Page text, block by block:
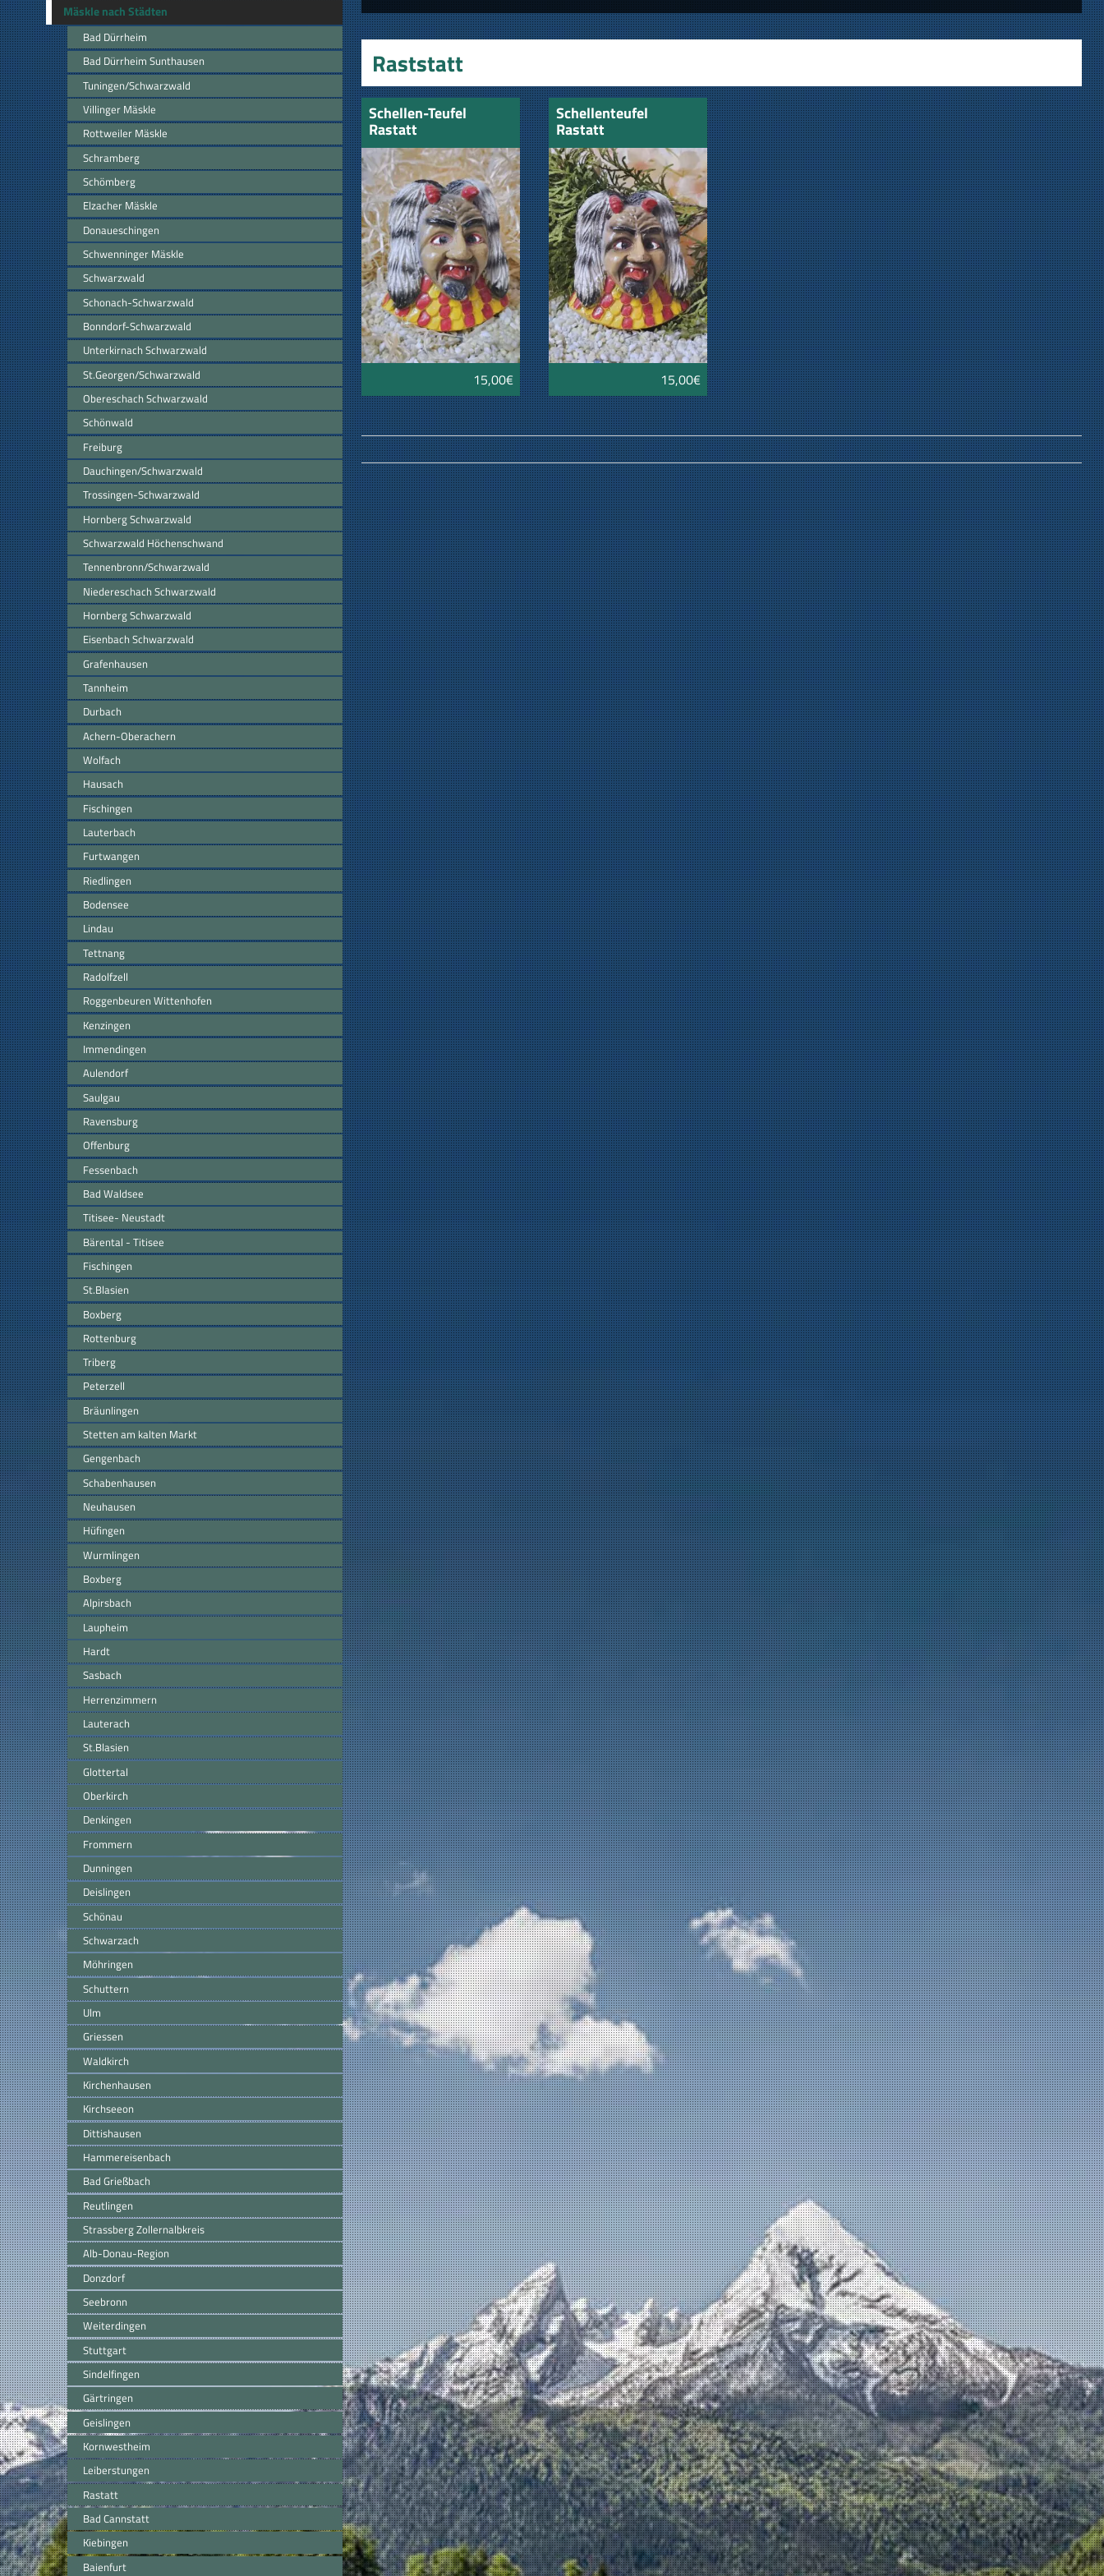
Mäskle nach Städten
Bad Dürrheim
Bad Dürrheim Sunthausen
Tuningen/Schwarzwald
Villinger Mäskle
Rottweiler Mäskle
Schramberg
Schömberg
Elzacher Mäskle
Donaueschingen
Schwenninger Mäskle
Schwarzwald
Schonach-Schwarzwald
Bonndorf-Schwarzwald
Unterkirnach Schwarzwald
St.Georgen/Schwarzwald
Obereschach Schwarzwald
Schönwald
Freiburg
Dauchingen/Schwarzwald
Trossingen-Schwarzwald
Hornberg Schwarzwald
Schwarzwald Höchenschwand
Tennenbronn/Schwarzwald
Niedereschach Schwarzwald
Hornberg Schwarzwald
Eisenbach Schwarzwald
Grafenhausen
Tannheim
Durbach
Achern-Oberachern
Wolfach
Hausach
Fischingen
Lauterbach
Furtwangen
Riedlingen
Bodensee
Lindau
Tettnang
Radolfzell
Roggenbeuren Wittenhofen
Kenzingen
Immendingen
Aulendorf
Saulgau
Ravensburg
Offenburg
Fessenbach
Bad Waldsee
Titisee- Neustadt
Bärental - Titisee
Fischingen
St.Blasien
Boxberg
Rottenburg
Triberg
Peterzell
Bräunlingen
Stetten am kalten Markt
Gengenbach
Schabenhausen
Neuhausen
Hüfingen
Wurmlingen
Boxberg
Alpirsbach
Laupheim
Hardt
Sasbach
Herrenzimmern
Lauterach
St.Blasien
Glottertal
Oberkirch
Denkingen
Frommern
Dunningen
Deislingen
Schönau
Schwarzach
Möhringen
Schuttern
Ulm
Griessen
Waldkirch
Kirchenhausen
Kirchseeon
Dittishausen
Hammereisenbach
Bad Grießbach
Reutlingen
Strassberg Zollernalbkreis
Alb-Donau-Region
Donzdorf
Seebronn
Weiterdingen
Stuttgart
Sindelfingen
Gärtringen
Geislingen
Kornwestheim
Leiberstungen
Rastatt
Bad Cannstatt
Kiebingen
Baienfurt
Raststatt
Schellen-Teufel
Rastatt
15,00€
Schellenteufel
Rastatt
15,00€